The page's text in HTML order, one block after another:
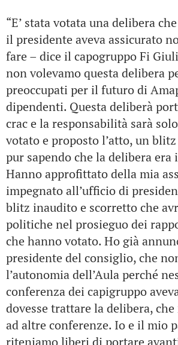
“E’ stata votata una delibera
il presidente aveva assicurato
fare – dice il capogruppo Fi
non volevamo questa delibera
preoccupati per il futuro di
dipendenti. Questa deliberà
crac e la responsabilità sarà
votato e proposto l’atto, un
pur sapendo che la delibera
Hanno approfittato della mia
impegnato all’ufficio di
blitz inaudito e scorretto che
politiche nel prosieguo dei
che hanno votato. Ho già
presidente del consiglio, che
l’autonomia dell’Aula perché
conferenza dei capigruppo
dovesse trattare la delibera,
ad altre conferenze. Io e il mio
riteniamo liberi di portare